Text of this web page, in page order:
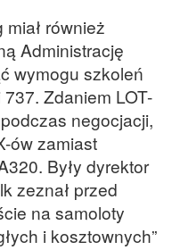
również
Administrację
wymogu szkoleń
Zdaniem LOT-
negocjacji,
ów zamiast
Były dyrektor
zeznał przed
na samoloty
i kosztownych”